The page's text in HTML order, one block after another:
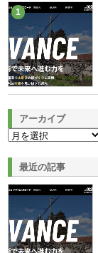
1
アーカイブ
最近の記事